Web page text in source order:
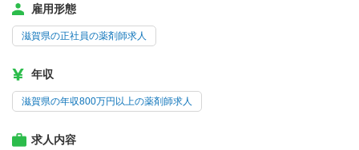
雇用形態
滋賀県の正社員の薬剤師求人
年収
滋賀県の年収800万円以上の薬剤師求人
求人内容